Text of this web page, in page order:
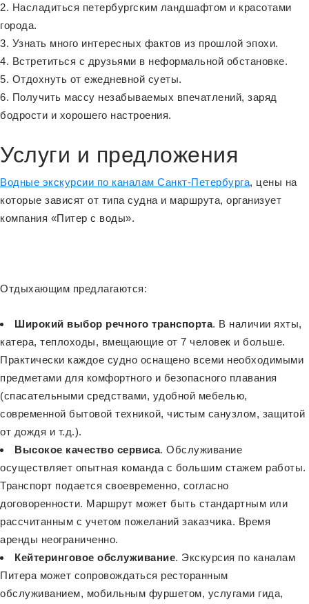
Насладиться петербургским ландшафтом и красотами
города.
Узнать много интересных фактов из прошлой эпохи.
Встретиться с друзьями в неформальной обстановке.
Отдохнуть от ежедневной суеты.
Получить массу незабываемых впечатлений, заряд
бодрости и хорошего настроения.
Услуги и предложения
Водные экскурсии по каналам Санкт-Петербурга, цены на
которые зависят от типа судна и маршрута, организует
компания «Питер с воды».
Отдыхающим предлагаются:
Широкий выбор речного транспорта. В наличии яхты,
катера, теплоходы, вмещающие от 7 человек и больше.
Практически каждое судно оснащено всеми необходимыми
предметами для комфортного и безопасного плавания
(спасательными средствами, удобной мебелью,
современной бытовой техникой, чистым санузлом, защитой
от дождя и т.д.).
Высокое качество сервиса. Обслуживание
осуществляет опытная команда с большим стажем работы.
Транспорт подается своевременно, согласно
договоренности. Маршрут может быть стандартным или
рассчитанным с учетом пожеланий заказчика. Время
аренды неограниченно.
Кейтеринговое обслуживание. Экскурсия по каналам
Питера может сопровождаться ресторанным
обслуживанием, мобильным фуршетом, услугами гида,